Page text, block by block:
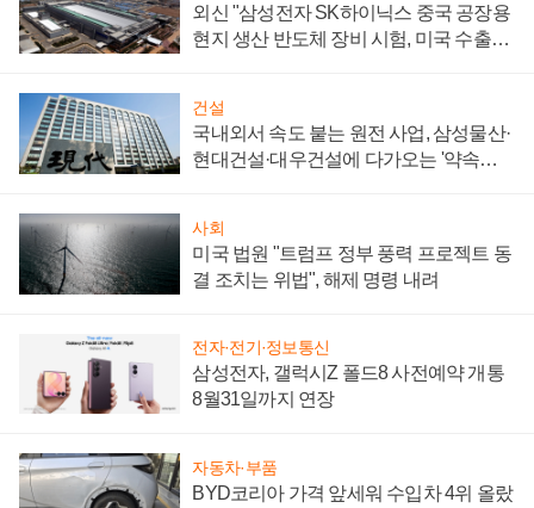
외신 "삼성전자 SK하이닉스 중국 공장용
현지 생산 반도체 장비 시험, 미국 수출통
건설
국내외서 속도 붙는 원전 사업, 삼성물산·
현대건설·대우건설에 다가오는 '약속의
사회
미국 법원 "트럼프 정부 풍력 프로젝트 동
결 조치는 위법", 해제 명령 내려
전자·전기·정보통신
삼성전자, 갤럭시Z 폴드8 사전예약 개통
8월31일까지 연장
자동차·부품
BYD코리아 가격 앞세워 수입차 4위 올랐